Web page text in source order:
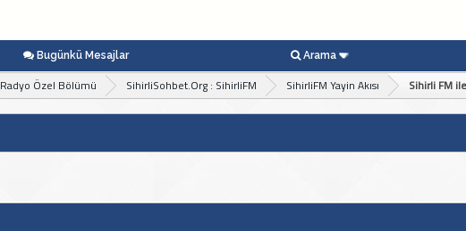
Bugünkü Mesajlar Arama
Radyo Özel Bölümü SihirliSohbet.Org : SihirliFM SihirliFM Yayin Akısı Sihirli FM